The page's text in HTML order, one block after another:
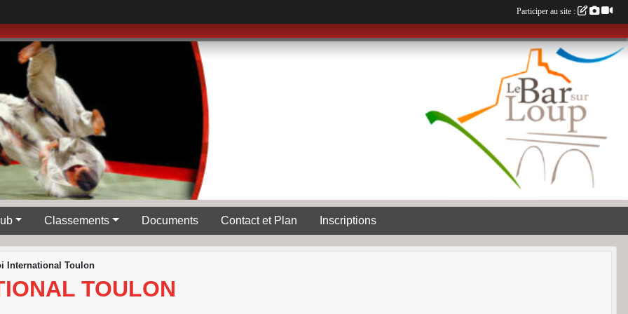
Classements Documents Contact et Plan Inscriptions
International Toulon
TOULON
Participer au site :